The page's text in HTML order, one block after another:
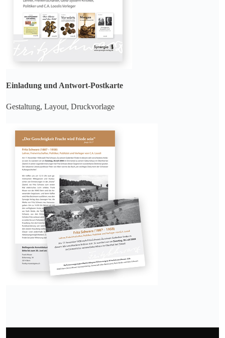
Einladung und Antwort-Postkarte
Gestaltung, Layout, Druckvorlage